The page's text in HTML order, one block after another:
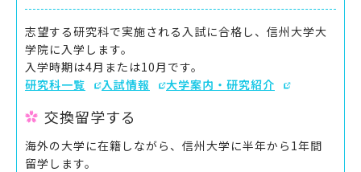
志望する研究科で実施される入試に合格し、信州大学大
学院に入学します。
入学時期は4月または10月です。
研究科一覧
入試情報 大学案内・研究紹介
交換留学する
海外の⼤学に在籍しながら、信州⼤学に半年から1年間
留学します。